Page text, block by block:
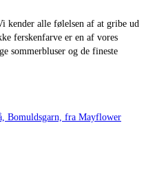
alle følelsen af at gribe ud
ferskenfarve er en af vores
sommerbluser og de fineste